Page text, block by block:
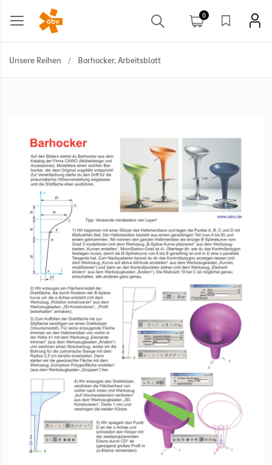
0
Unsere Reihen / Barhocker, Arbeitsblatt